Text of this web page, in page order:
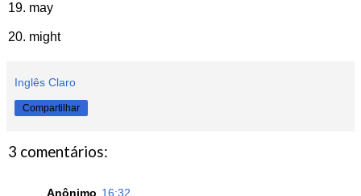
19. may
20. might
Inglês Claro
Compartilhar
3 comentários:
Anônimo 16:32